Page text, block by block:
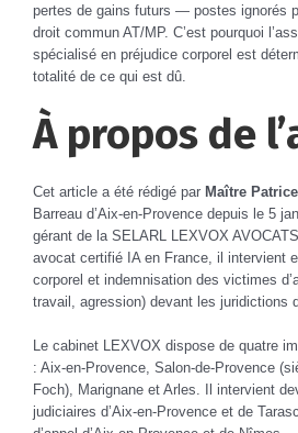
pertes de gains futurs — postes ignorés
droit commun AT/MP. C’est pourquoi
spécialisé en préjudice corporel est
totalité de ce qui est dû.
À propos de
Cet article a été rédigé par Maître
Barreau d’Aix-en-Provence depuis le 5
gérant de la SELARL LEXVOX
avocat certifié IA en France, il intervient
corporel et indemnisation des victimes
travail, agression) devant les juridictions
Le cabinet LEXVOX dispose de quatre
: Aix-en-Provence, Salon-de-Provence
Foch), Marignane et Arles. Il intervient
judiciaires d’Aix-en-Provence et de